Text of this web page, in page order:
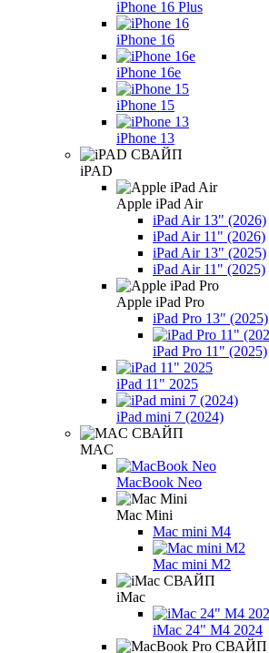
iPhone 16 Plus
iPhone 16
iPhone 16e
iPhone 15
iPhone 13
iPAD
Apple iPad Air
iPad Air 13" (2026)
iPad Air 11" (2026)
iPad Air 13" (2025)
iPad Air 11" (2025)
Apple iPad Pro
iPad Pro 13" (2025)
iPad Pro 11" (2025)
iPad 11" 2025
iPad mini 7 (2024)
MAC
MacBook Neo
Mac Mini
Mac mini M4
Mac mini M2
iMac
iMac 24" M4 2024